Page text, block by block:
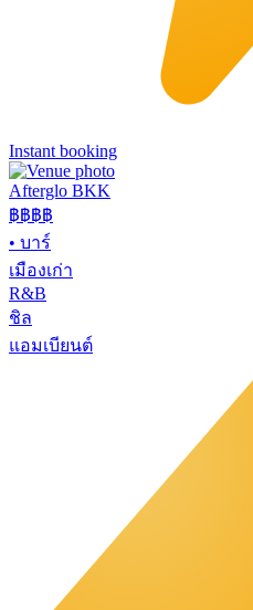
Instant booking
Afterglo BKK
฿฿฿฿
• บาร์
เมืองเก่า
R&B
ชิล
แอมเบียนต์